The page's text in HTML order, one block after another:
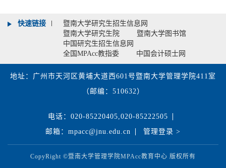
快速链接
暨南大学研究生招生信息网
暨南大学研究生院
暨南大学图书馆
中国研究生招生信息网
全国MPAcc教指委
中国会计硕士网
地址：广州市天河区黄埔大道西601号暨南大学管理学院411室
（邮编：510632）
电话：020-85220405,020-85222505
邮箱：mpacc@jnu.edu.cn
管理登录 >
CopyRight ©暨南大学管理学院MPAcc教育中心 版权所有